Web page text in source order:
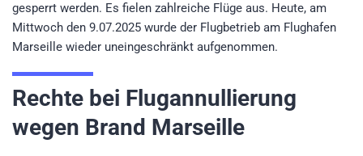
gesperrt werden. Es fielen zahlreiche Flüge aus. Heute, am
Mittwoch den 9.07.2025 wurde der Flugbetrieb am Flughafen
Marseille wieder uneingeschränkt aufgenommen.
Rechte bei Flugannullierung
wegen Brand Marseille